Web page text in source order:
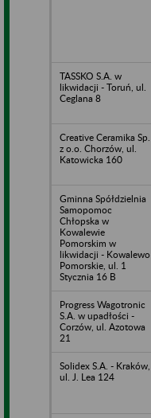
TASSKO S.A. w
likwidacji - Toruń, ul.
Ceglana 8
Creative Ceramika Sp.
z o.o. Chorzów, ul.
Katowicka 160
Gminna Spółdzielnia
Samopomoc
Chłopska w
Kowalewie
Pomorskim w
likwidacji - Kowalewo
Pomorskie, ul. 1
Stycznia 16 B
Progress Wagotronic
S.A. w upadłości -
Corzów, ul. Azotowa
21
Solidex S.A. - Kraków,
ul. J. Lea 124